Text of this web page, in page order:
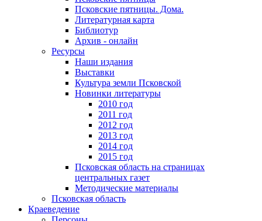
Псковские пятницы. Дома.
Литературная карта
Библиотур
Архив - онлайн
Ресурсы
Наши издания
Выставки
Культура земли Псковской
Новинки литературы
2010 год
2011 год
2012 год
2013 год
2014 год
2015 год
Псковская область на страницах
центральных газет
Методические материалы
Псковская область
Краеведение